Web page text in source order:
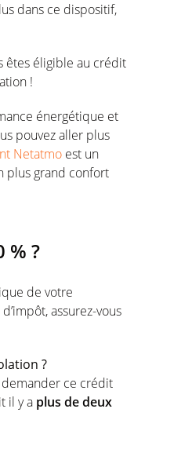
dans ce dispositif,
êtes éligible au crédit
!
énergétique et
pouvez aller plus
Netatmo est un
plus grand confort
% ?
de votre
assurez-vous
?
ce crédit
il y a plus de deux